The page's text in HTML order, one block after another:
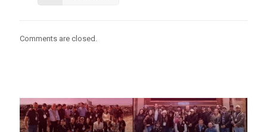
Comments are closed.